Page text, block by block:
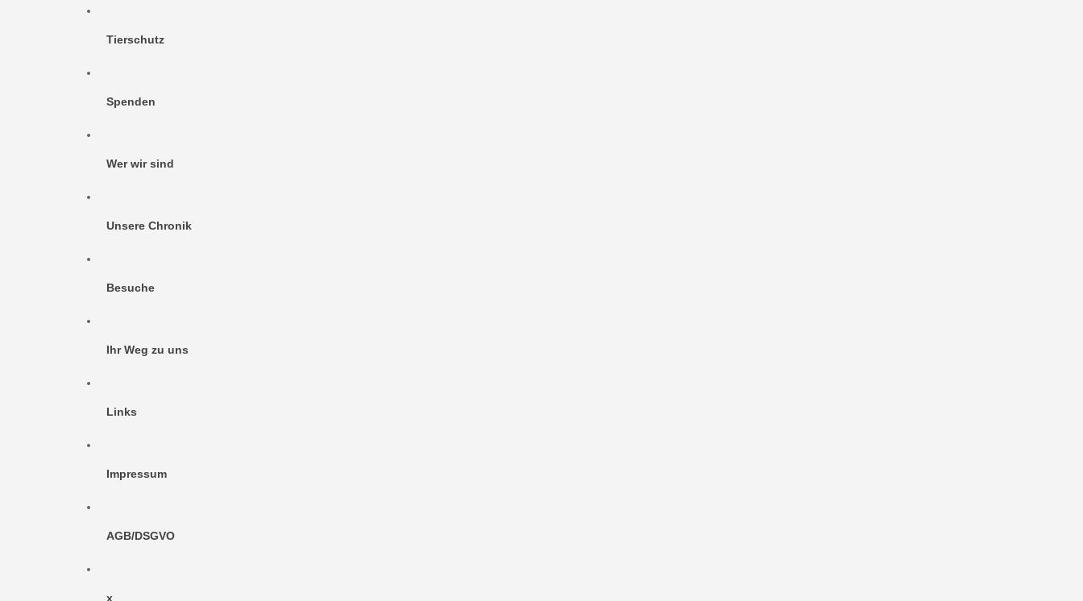
Tierschutz
Spenden
Wer wir sind
Unsere Chronik
Besuche
Ihr Weg zu uns
Links
Impressum
AGB/DSGVO
x